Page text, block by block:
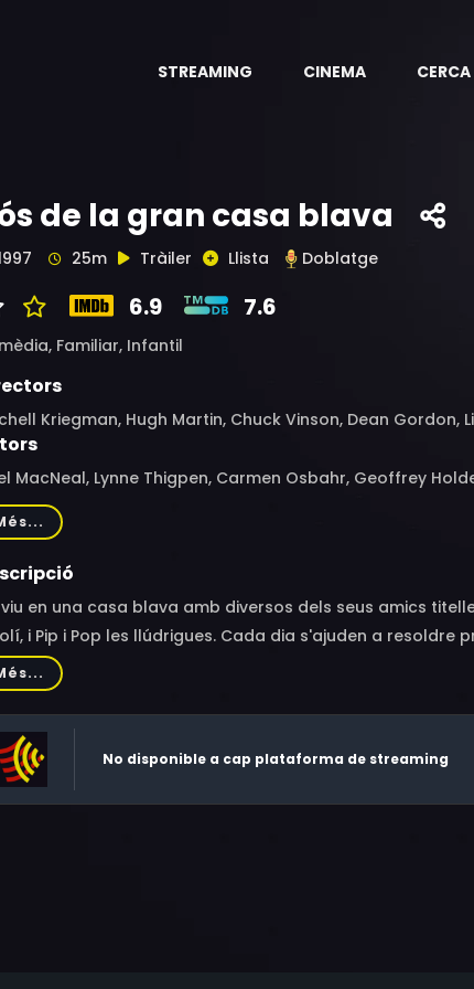
STREAMING CINEMA CERCA
de la gran casa blava
25m Tràiler Llista Doblatge
6.9 7.6
Familiar, Infantil
Kriegman, Hugh Martin, Chuck Vinson, Dean Gordon,
MacNeal, Lynne Thigpen, Carmen Osbahr, Geoffrey
Mooney
en una casa blava amb diversos dels seus amics
i Pip i Pop les llúdrigues. Cada dia s'ajuden a resoldre
parla amb els seus altres amics, com Ombra, que
No disponible a cap plataforma de streaming